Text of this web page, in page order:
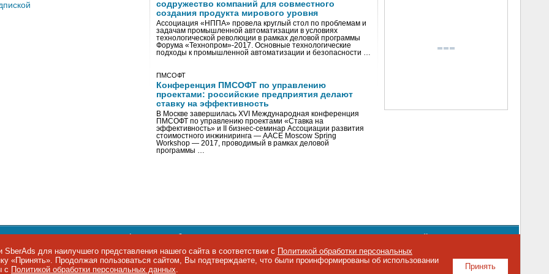
содружество компаний для совместного
создания продукта мирового уровня
Ассоциация «НППА» провела круглый стол по проблемам и
задачам промышленной автоматизации в условиях
технологической революции в рамках деловой программы
Форума «Технопром»-2017. Основные технологические
подходы к промышленной автоматизации и безопасности …
ПМСОФТ
Конференция ПМСОФТ по управлению
проектами: российские предприятия делают
ставку на эффективность
В Москве завершилась XVI Международная конференция
ПМСОФТ по управлению проектами «Ставка на
эффективность» и II бизнес-семинар Ассоциации развития
стоимостного инжиниринга — AACE Moscow Spring
Workshop — 2017, проводимый в рамках деловой
программы …
персональных данных,информация об авторских правах и порядке использования материалов сайта
+7 495 974-22-60. Факс: +7 495 974-22-63. E-mail:
siteeditor@iemag.ru
IT-рынка Принять
для наилучшего представления нашего сайта в соответствии с Политикой обработки персональных
«Принять». Продолжая пользоваться сайтом, Вы подтверждаете, что были проинформированы об использовании
с Политикой обработки персональных данных.